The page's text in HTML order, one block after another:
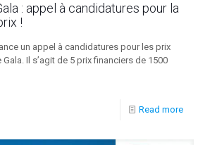
: appel à candidatures pour la
!
un appel à candidatures pour les prix
Il s’agit de 5 prix financiers de 1500
Read more